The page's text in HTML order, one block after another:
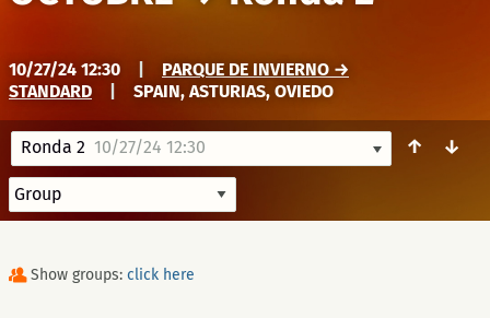
10/27/24 12:30
PARQUE DE INVIERNO →
STANDARD
SPAIN, ASTURIAS, OVIEDO
Ronda 2 10/27/24 12:30 ↑ ↓
Show groups: click here